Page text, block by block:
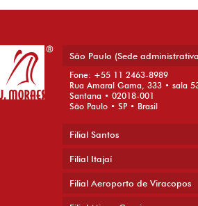
São Paulo (Sede
Fone: +55 11 2463-8989
Rua Amaral Gama, 333 • sala
Santana • 02018-001
São Paulo • SP • Brasil
Filial Santos
Filial Itajaí
Filial Aeroporto de Viracopos